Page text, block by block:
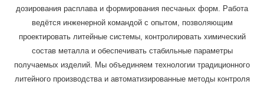
дозирования расплава и формирования песчаных форм. Работа
ведётся инженерной командой с опытом, позволяющим
проектировать литейные системы, контролировать химический
состав металла и обеспечивать стабильные параметры
получаемых изделий. Мы объединяем технологии традиционного
литейного производства и автоматизированные методы контроля